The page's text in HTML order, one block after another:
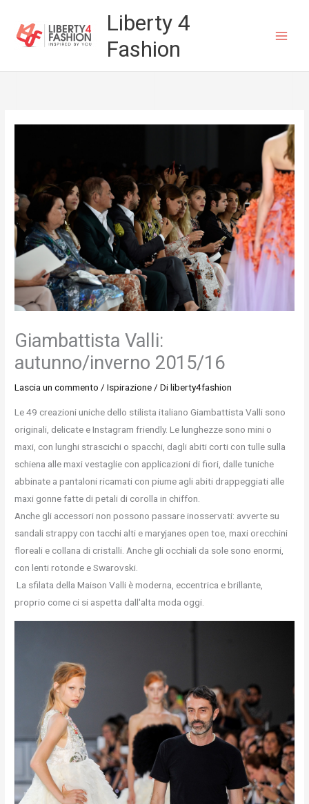
contenuto
Liberty 4
Fashion
Giambattista Valli:
autunno/inverno 2015/16
Lascia un commento /Ispirazione/ Diliberty4fashion
Le 49 creazioni uniche dello stilista italiano Giambattista Valli sono
originali, delicate e Instagram friendly. Le lunghezze sono mini o
maxi, con lunghi strascichi o spacchi, dagli abiti corti con tulle sulla
schiena alle maxi vestaglie con applicazioni di fiori, dalle tuniche
abbinate a pantaloni ricamati con piume agli abiti drappeggiati alle
maxi gonne fatte di petali di corolla in chiffon.
Anche gli accessori non possono passare inosservati: avverte su
sandali strappy con tacchi alti e maryjanes open toe, maxi orecchini
floreali e collana di cristalli. Anche gli occhiali da sole sono enormi,
con lenti rotonde e Swarovski.
La sfilata della Maison Valli è moderna, eccentrica e brillante,
proprio come ci si aspetta dall'alta moda oggi.